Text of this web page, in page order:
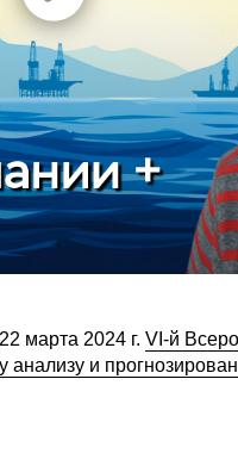
марта 2024 г. VI-й
анализу и